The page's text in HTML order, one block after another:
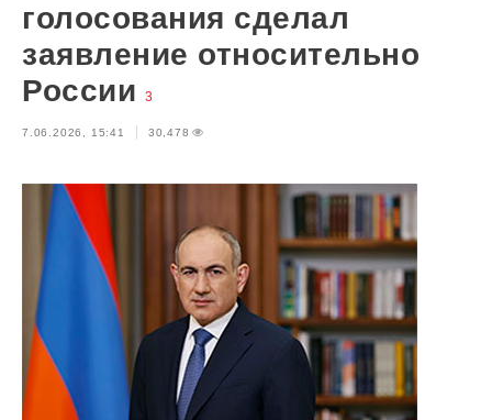
голосования сделал
заявление относительно
России
3
7.06.2026, 15:41 30,478